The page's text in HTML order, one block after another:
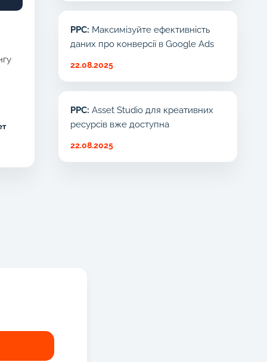
PPC: Максимізуйте ефективність
даних про конверсії в Google Ads
22.08.2025
PPC: Asset Studio для креативних
ресурсів вже доступна
22.08.2025